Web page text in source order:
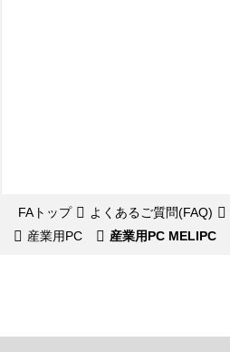
FAトップ よくあるご質問(FAQ)
産業用PC
産業用PC MELIPC